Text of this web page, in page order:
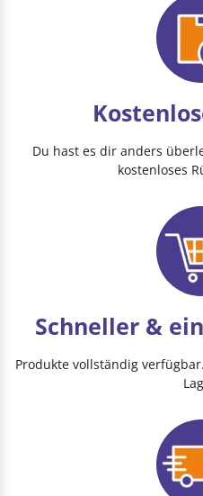
Du hast es dir anders
kostenloses
Schneller &
Produkte vollständig